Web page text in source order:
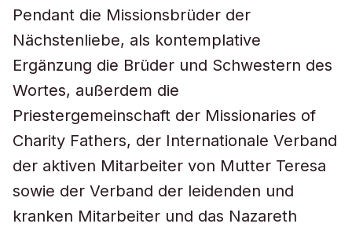
Pendant die Missionsbrüder der
Nächstenliebe, als kontemplative
Ergänzung die Brüder und Schwestern des
Wortes, außerdem die
Priestergemeinschaft der Missionaries of
Charity Fathers, der Internationale Verband
der aktiven Mitarbeiter von Mutter Teresa
sowie der Verband der leidenden und
kranken Mitarbeiter und das Nazareth